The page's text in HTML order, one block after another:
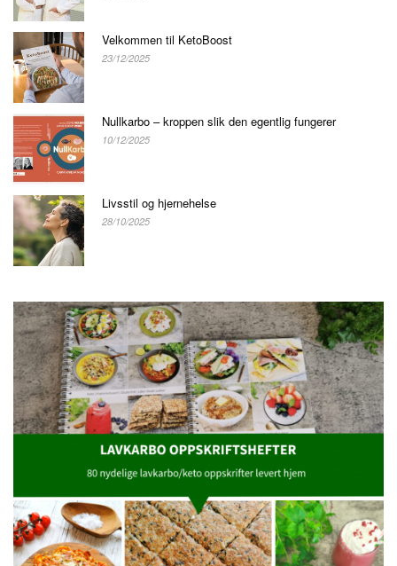
Velkommen til KetoBoost
23/12/2025
Nullkarbo – kroppen slik den egentlig fungerer
10/12/2025
Livsstil og hjernehelse
28/10/2025